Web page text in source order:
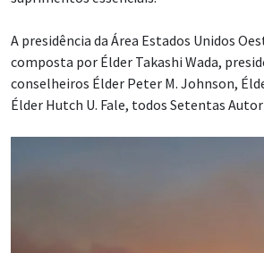
A presidência da Área Estados Unidos
composta por Élder Takashi Wada,
conselheiros Élder Peter M. Johnson,
Élder Hutch U. Fale, todos Setentas